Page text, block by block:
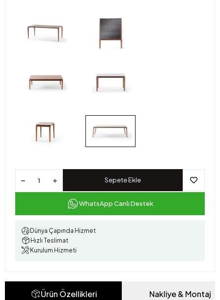
Sepete Ekle
WhatsApp Canlı Destek
Dünya Çapında Hizmet
Hızlı Teslimat
Kurulum Hizmeti
Ürün Özellikleri Nakliye & Montaj